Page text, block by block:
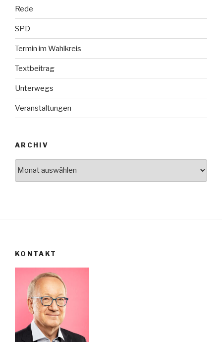
Rede
SPD
Termin im Wahlkreis
Textbeitrag
Unterwegs
Veranstaltungen
ARCHIV
KONTAKT